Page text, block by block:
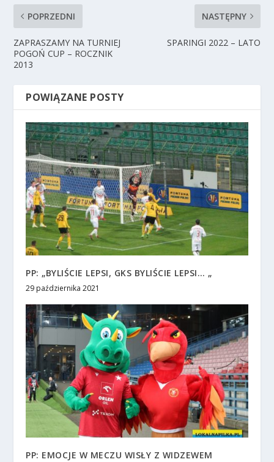
POPRZEDNI
ZAPRASZAMY NA TURNIEJ
POGOŃ CUP – ROCZNIK
2013
NASTĘPNY
SPARINGI 2022 – LATO
POWIĄZANE POSTY
PP: „BYLIŚCIE LEPSI, GKS BYLIŚCIE LEPSI… „
29 października 2021
PP: EMOCJE W MECZU WISŁY Z WIDZEWEM